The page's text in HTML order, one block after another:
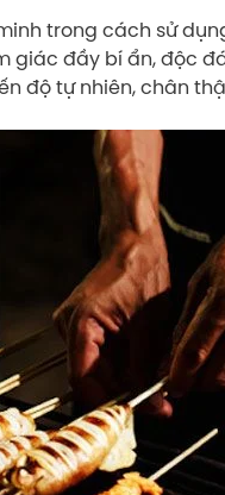
trong cách sử
giác đầy bí ẩn, độc
độ tự nhiên, chân